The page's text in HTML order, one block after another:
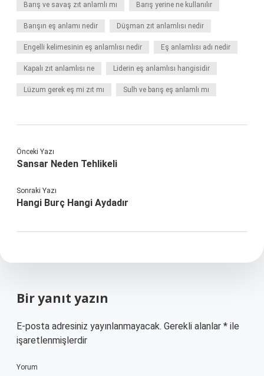
Barış ve savaş zıt anlamlı mı Barış yerine ne kullanılır
Barışın eş anlamı nedir Düşman zıt anlamlısı nedir
Engelli kelimesinin eş anlamlısı nedir Eş anlamlısı adı nedir
Kapalı zıt anlamlısı ne Liderin eş anlamlısı hangisidir
Lüzum gerek eş mi zıt mı Sulh ve barış eş anlamlı mı
Önceki Yazı
Sansar Neden Tehlikeli
Sonraki Yazı
Hangi Burç Hangi Aydadır
Bir yanıt yazın
E-posta adresiniz yayınlanmayacak. Gerekli alanlar * ile
işaretlenmişlerdir
Yorum